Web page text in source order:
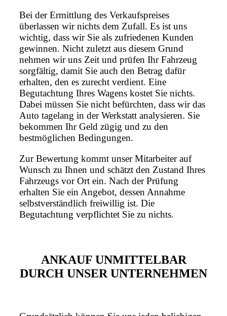
Bei der Ermittlung des Verkaufspreises
überlassen wir nichts dem Zufall. Es ist uns
wichtig, dass wir Sie als zufriedenen Kunden
gewinnen. Nicht zuletzt aus diesem Grund
nehmen wir uns Zeit und prüfen Ihr Fahrzeug
sorgfältig, damit Sie auch den Betrag dafür
erhalten, den es zurecht verdient. Eine
Begutachtung Ihres Wagens kostet Sie nichts.
Dabei müssen Sie nicht befürchten, dass wir das
Auto tagelang in der Werkstatt analysieren. Sie
bekommen Ihr Geld zügig und zu den
bestmöglichen Bedingungen.
Zur Bewertung kommt unser Mitarbeiter auf
Wunsch zu Ihnen und schätzt den Zustand Ihres
Fahrzeugs vor Ort ein. Nach der Prüfung
erhalten Sie ein Angebot, dessen Annahme
selbstverständlich freiwillig ist. Die
Begutachtung verpflichtet Sie zu nichts.
ANKAUF UNMITTELBAR
DURCH UNSER UNTERNEHMEN